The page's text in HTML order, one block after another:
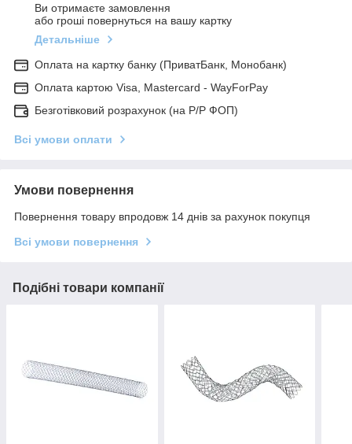
Ви отримаєте замовлення
або гроші повернуться на вашу картку
Детальніше
Оплата на картку банку (ПриватБанк, Монобанк)
Оплата картою Visa, Mastercard - WayForPay
Безготівковий розрахунок (на Р/Р ФОП)
Всі умови оплати
Умови повернення
Повернення товару впродовж 14 днів за рахунок покупця
Всі умови повернення
Подібні товари компанії